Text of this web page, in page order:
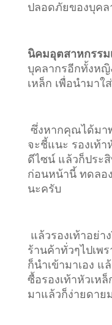
ปลอดภัยของบุคล
นิคมอุตสาหกรรม
บุคลากรอีกทั้งหญิ
เหล็ก เพื่อนำมาใ
ซึ่งหากคุณได้มา
จะชี้แนะ รองเท้
ดีไซน์ แล้วก็ประ
ก่อนหน้านี้ ทดลอ
นะครับ
แล้วรองเท้าอย่า
ร้านค้าทั่วๆไปเพ
ก็นำเข้ามาเอง
ซื้อรองเท้าหัวเห
มาแล้วก็ง่ายดาย